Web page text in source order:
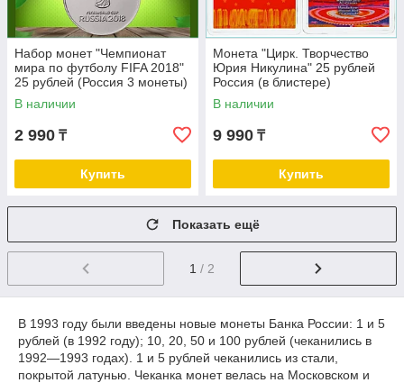
Набор монет "Чемпионат
мира по футболу FIFA 2018"
25 рублей (Россия 3 монеты)
В наличии
2 990 ₸
Купить
Монета "Цирк. Творчество
Юрия Никулина" 25 рублей
Россия (в блистере)
В наличии
9 990 ₸
Купить
Показать ещё
1 / 2
В 1993 году были введены новые монеты Банка России: 1 и 5
рублей (в 1992 году); 10, 20, 50 и 100 рублей (чеканились в
1992—1993 годах). 1 и 5 рублей чеканились из стали,
покрытой латунью. Чеканка монет велась на Московском и